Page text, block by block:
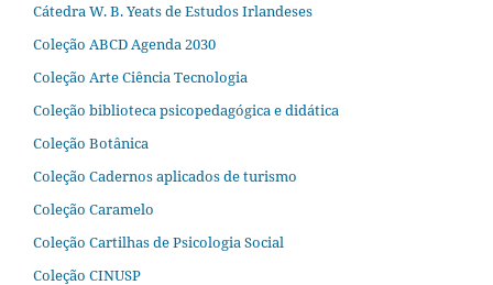
Cátedra W. B. Yeats de Estudos Irlandeses
Coleção ABCD Agenda 2030
Coleção Arte Ciência Tecnologia
Coleção biblioteca psicopedagógica e didática
Coleção Botânica
Coleção Cadernos aplicados de turismo
Coleção Caramelo
Coleção Cartilhas de Psicologia Social
Coleção CINUSP